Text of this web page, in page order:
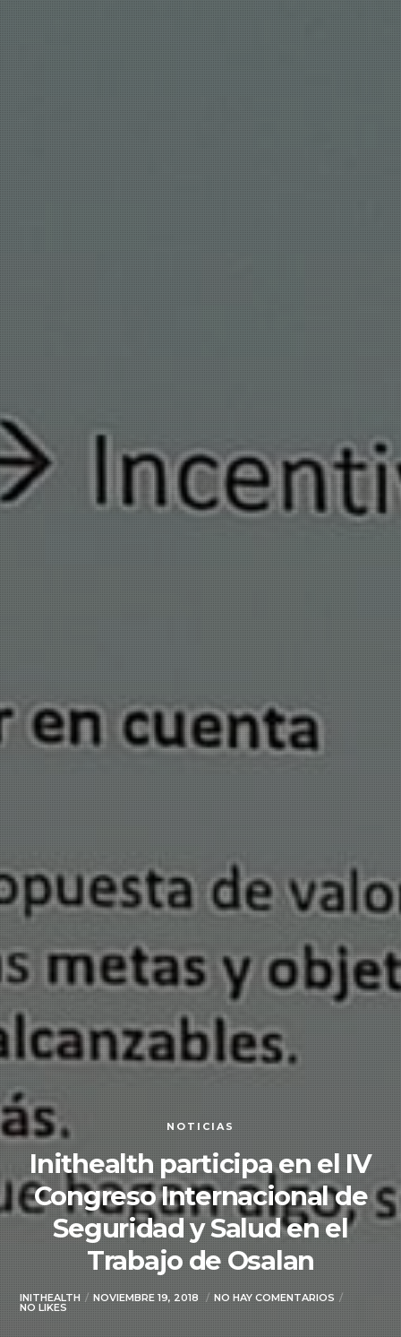
NOTICIAS
Inithealth participa en el IV
Congreso Internacional de
Seguridad y Salud en el
Trabajo de Osalan
INITHEALTH NOVIEMBRE 19, 2018 NO HAY COMENTARIOS
NO LIKES